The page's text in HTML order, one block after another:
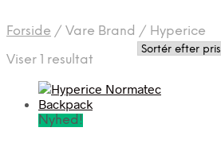
Forside / Vare Brand / Hyperice
Viser 1 resultat
Nyhed!